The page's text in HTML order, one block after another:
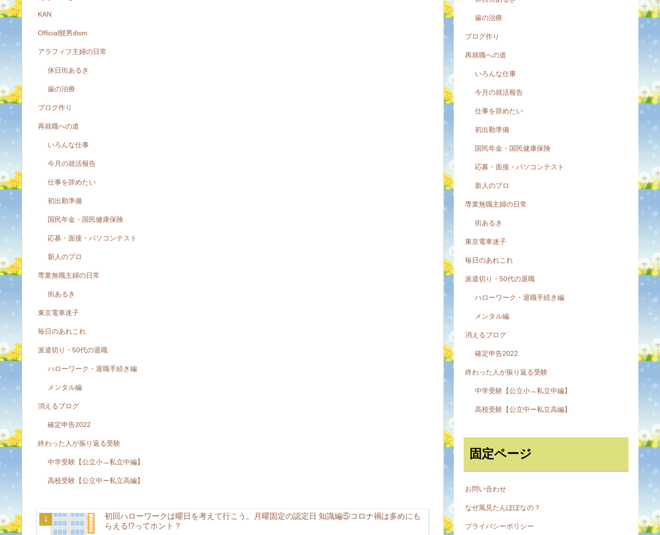
KAN
Official髭男dism
アラフィフ主婦の日常
休日街あるき
歯の治療
ブログ作り
再就職への道
いろんな仕事
今月の就活報告
仕事を辞めたい
初出勤準備
国民年金・国民健康保険
応募・面接・パソコンテスト
新人のプロ
専業無職主婦の日常
街あるき
東京電車迷子
毎日のあれこれ
派遣切り・50代の退職
ハローワーク・退職手続き編
メンタル編
消えるブログ
確定申告2022
終わった人が振り返る受験
中学受験【公立小→私立中編】
高校受験【公立中ー私立高編】
初回ハローワークは曜日を考えて行こう。月曜固定の認定日 知識編⑤コロナ禍は多めにも
らえる!?ってホント？
歯の治療
ブログ作り
再就職への道
いろんな仕事
今月の就活報告
仕事を辞めたい
初出勤準備
国民年金・国民健康保険
応募・面接・パソコンテスト
新人のプロ
専業無職主婦の日常
街あるき
東京電車迷子
毎日のあれこれ
派遣切り・50代の退職
ハローワーク・退職手続き編
メンタル編
消えるブログ
確定申告2022
終わった人が振り返る受験
中学受験【公立小→私立中編】
高校受験【公立中ー私立高編】
固定ページ
お問い合わせ
なぜ風見たんぽぽなの？
プライバシーポリシー